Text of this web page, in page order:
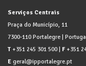
Serviços Centrais
Praça do Município, 11
7300-110 Portalegre |
T +351 245 301 500 | F +351
E geral@ipportalegre.pt